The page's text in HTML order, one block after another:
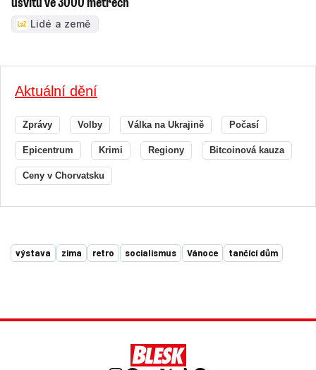
Lidé a země
Aktuální dění
Zprávy Volby Válka na Ukrajině Počasí
Epicentrum Krimi Regiony Bitcoinová kauza
Ceny v Chorvatsku
výstava zima retro socialismus Vánoce tančící dům